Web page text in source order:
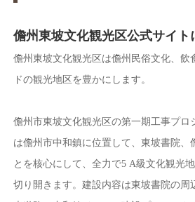
儋州東坡文化観光区公式サイト
儋州東坡文化観光区は儋州民俗文化、
ドの観光地区を豊かにします。
儋州市東坡文化観光区の第一期工事プロ
は儋州市中和鎮に位置して、東坡書院
とを核心にして、全力で5 A級文化観光
切り開きます。建設内容は東坡書院の